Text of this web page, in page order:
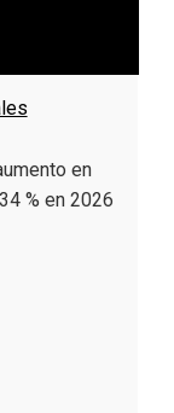
en
% en 2026